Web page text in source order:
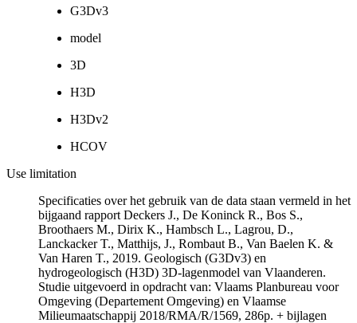
G3Dv3
model
3D
H3D
H3Dv2
HCOV
Use limitation
Specificaties over het gebruik van de data staan vermeld in het
bijgaand rapport Deckers J., De Koninck R., Bos S.,
Broothaers M., Dirix K., Hambsch L., Lagrou, D.,
Lanckacker T., Matthijs, J., Rombaut B., Van Baelen K. &
Van Haren T., 2019. Geologisch (G3Dv3) en
hydrogeologisch (H3D) 3D-lagenmodel van Vlaanderen.
Studie uitgevoerd in opdracht van: Vlaams Planbureau voor
Omgeving (Departement Omgeving) en Vlaamse
Milieumaatschappij 2018/RMA/R/1569, 286p. + bijlagen